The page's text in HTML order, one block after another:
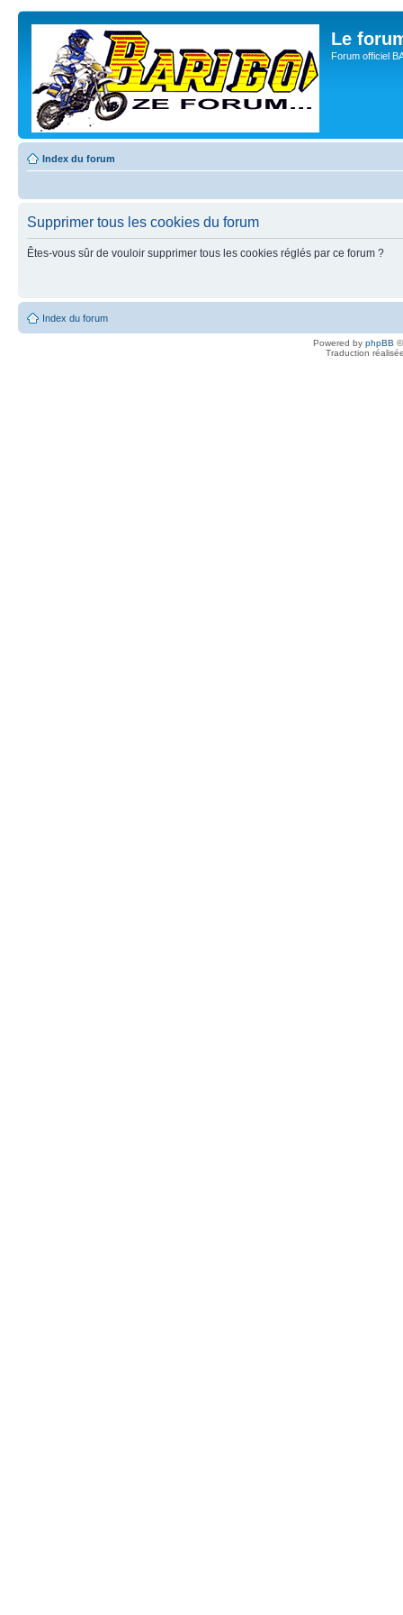
Le
Forum officiel
Index du forum
Supprimer tous les cookies du forum
Êtes-vous sûr de vouloir supprimer tous les cookies réglés par ce forum ?
Index du forum
Powered by phpBB
Traduction